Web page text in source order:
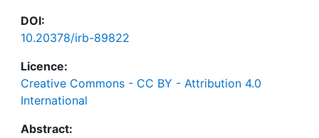
DOI:
10.20378/irb-89822
Licence:
Creative Commons - CC BY - Attribution 4.0
International
Abstract: